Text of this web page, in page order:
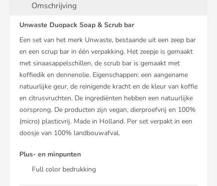
Omschrijving
Unwaste Duopack Soap & Scrub bar
Een set van het merk Unwaste, bestaande uit een zeep bar
en een scrup bar in één verpakking. Het zeepje is gemaakt
met sinaasappelschillen, de scrub bar is gemaakt met
koffiedik en dennenolie. Eigenschappen: een aangename
natuurlijke geur, de reinigende kracht en de kleur van koffie
en citrusvruchten. De ingrediënten hebben een natuurlijke
oorsprong. De producten zijn vegan, dierproefvrij en 100%
(micro) plasticvrij. Made in Holland. Per set verpakt in een
doosje van 100% landbouwafval.
Plus- en minpunten
Full color bedrukking